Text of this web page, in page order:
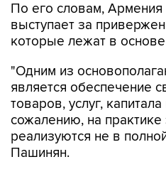
По его словам, Армения
выступает за
которые лежат в
"Одним из
является обеспечение
товаров, услуг,
сожалению, на практике
реализуются не в
Пашинян.